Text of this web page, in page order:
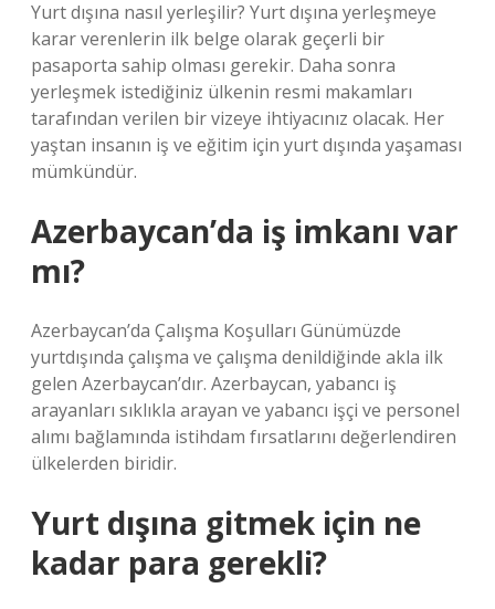
Yurt dışına nasıl yerleşilir? Yurt dışına yerleşmeye
karar verenlerin ilk belge olarak geçerli bir
pasaporta sahip olması gerekir. Daha sonra
yerleşmek istediğiniz ülkenin resmi makamları
tarafından verilen bir vizeye ihtiyacınız olacak. Her
yaştan insanın iş ve eğitim için yurt dışında yaşaması
mümkündür.
Azerbaycan’da iş imkanı var
mı?
Azerbaycan’da Çalışma Koşulları Günümüzde
yurtdışında çalışma ve çalışma denildiğinde akla ilk
gelen Azerbaycan’dır. Azerbaycan, yabancı iş
arayanları sıklıkla arayan ve yabancı işçi ve personel
alımı bağlamında istihdam fırsatlarını değerlendiren
ülkelerden biridir.
Yurt dışına gitmek için ne
kadar para gerekli?